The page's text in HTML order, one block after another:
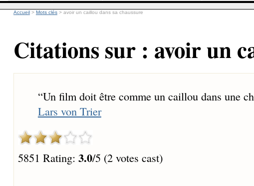
Accueil > Mots clés > avoir un caillou dans sa chaussure
Citations sur : avoir un
“Un film doit être comme un caillou dans une
Lars von Trier
5851 Rating: 3.0/5 (2 votes cast)